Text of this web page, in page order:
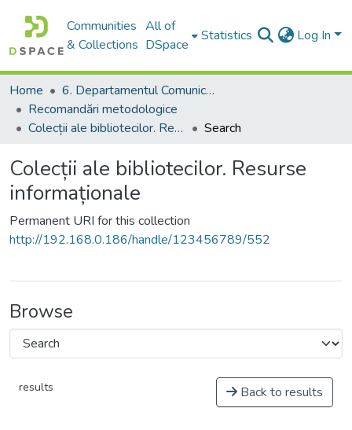
Communities
& Collections
All of
DSpace
Statistics Log In
Home
6. Departamentul Comunicare și Teoria Informării, USM
Recomandări metodologice
Colecții ale bibliotecilor. Resurse informaționale
Search
Colecții ale bibliotecilor. Resurse
informaționale
Permanent URI for this collection
http://192.168.0.186/handle/123456789/552
Browse
results Back to results